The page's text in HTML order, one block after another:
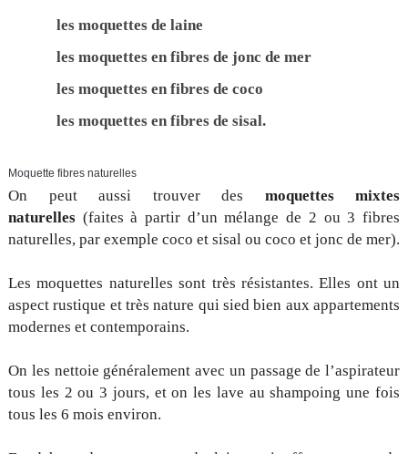
les moquettes de laine
les moquettes en fibres de jonc de mer
les moquettes en fibres de coco
les moquettes en fibres de sisal.
Moquette fibres naturelles
On peut aussi trouver des moquettes mixtes
naturelles (faites à partir d’un mélange de 2 ou 3 fibres
naturelles, par exemple coco et sisal ou coco et jonc de mer).
Les moquettes naturelles sont très résistantes. Elles ont un
aspect rustique et très nature qui sied bien aux appartements
modernes et contemporains.
On les nettoie généralement avec un passage de l’aspirateur
tous les 2 ou 3 jours, et on les lave au shampoing une fois
tous les 6 mois environ.